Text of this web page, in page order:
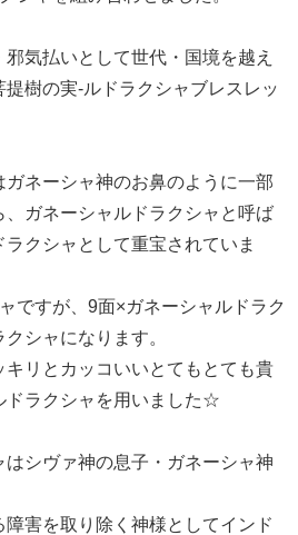
気払いとして世代・国境を越え
樹の実-ルドラクシャブレスレッ
ネーシャ神のお鼻のように一部
ガネーシャルドラクシャと呼ば
クシャとして重宝されていま
ですが、9面×ガネーシャルドラク
シャになります。
リとカッコいいとてもとても貴
ドラクシャを用いました☆
シヴァ神の息子・ガネーシャ神
害を取り除く神様としてインド